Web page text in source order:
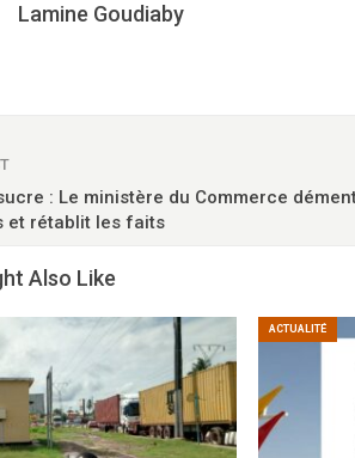
Lamine Goudiaby
: Le ministère du Commerce
et rétablit les faits
Also Like
ACTUALITÉ